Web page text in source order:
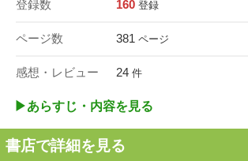
登録数 160 登録
ページ数 381 ページ
感想・レビュー 24 件
▶︎あらすじ・内容を見る
書店で詳細を見る